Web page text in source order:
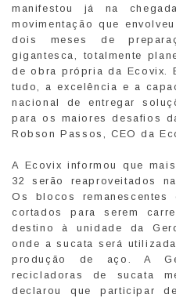
manifestou já na
movimentação que
dois meses de
gigantesca, totalmente
de obra própria da Ecovix.
tudo, a excelência e a
nacional de entregar
para os maiores desafios
Robson Passos, CEO da
A Ecovix informou que
32 serão reaproveitados
Os blocos remanescentes
cortados para serem
destino à unidade da
onde a sucata será
produção de aço. A
recicladoras de sucata
declarou que participar